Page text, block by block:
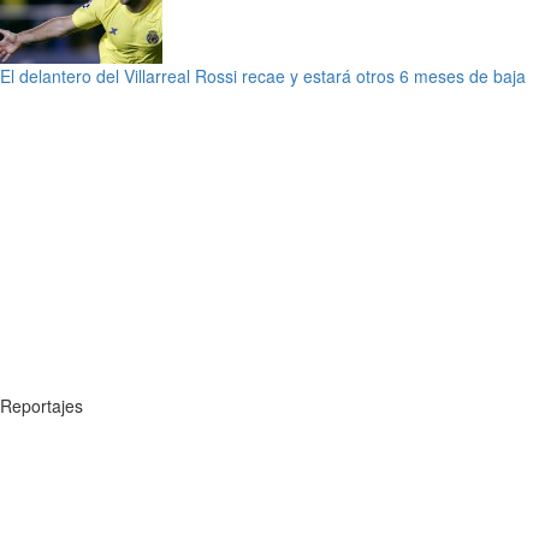
El delantero del Villarreal Rossi recae y estará otros 6 meses de baja
Reportajes